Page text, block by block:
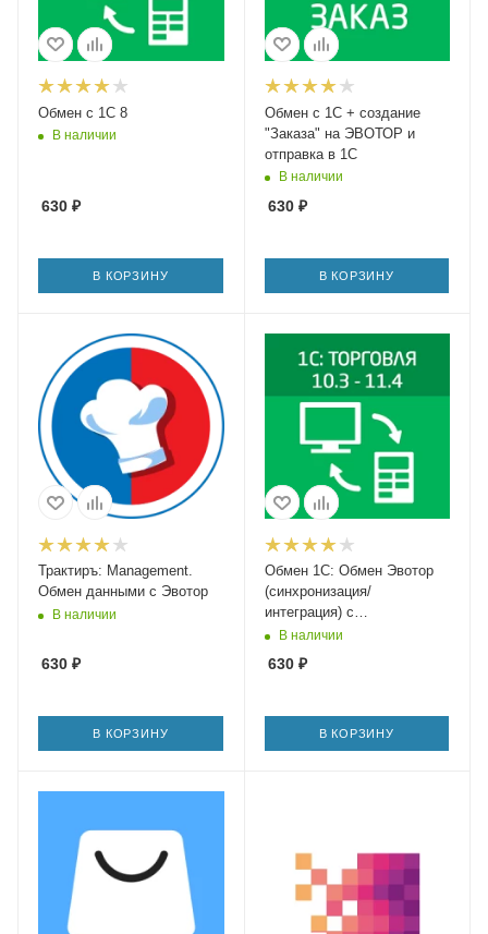
Обмен с 1С 8
В наличии
630 ₽
В КОРЗИНУ
Обмен с 1С + создание
"Заказа" на ЭВОТОР и
отправка в 1С
В наличии
630₽
В КОРЗИНУ
Трактиръ: Management.
Обмен данными с Эвотор
В наличии
630 ₽
В КОРЗИНУ
Обмен 1С: Обмен Эвотор
(синхронизация/
интеграция) с
конфигурациями на
платформе
1С:Предприятие 7.7
В наличии
630₽
В КОРЗИНУ